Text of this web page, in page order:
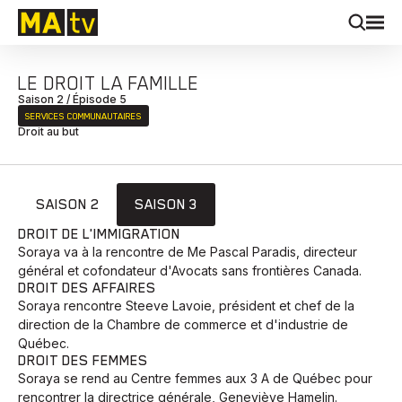
LE DROIT LA FAMILLE
Saison 2 / Épisode 5
SERVICES COMMUNAUTAIRES
Droit au but
SAISON 2
SAISON 3
DROIT DE L'IMMIGRATION
Soraya va à la rencontre de Me Pascal Paradis, directeur
général et cofondateur d'Avocats sans frontières Canada.
DROIT DES AFFAIRES
Soraya rencontre Steeve Lavoie, président et chef de la
direction de la Chambre de commerce et d'industrie de
Québec.
DROIT DES FEMMES
Soraya se rend au Centre femmes aux 3 A de Québec pour
rencontrer la directrice générale, Geneviève Hamelin.